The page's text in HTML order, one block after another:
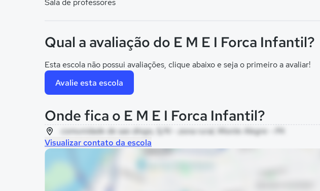
Sala de professores
Qual a avaliação do E M E I Forca Infantil?
Esta escola não possui avaliações, clique abaixo e seja o primeiro a avaliar!
Avalie esta escola
Onde fica o E M E I Forca Infantil?
comunidade de sao diogo, S/N - zona rural, Monte Alegre - PA
Visualizar contato da escola